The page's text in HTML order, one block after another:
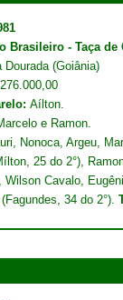
Brasileiro - Taça de
Dourada (Goiânia)
Aílton.
e Ramon.
Nonoca, Argeu,
25 do 2°),
Wilson Cavalo,
34 do 2°).